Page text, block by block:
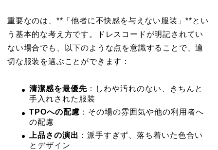
重要なのは、**「他者に不快感を与えない服装」**とい
う基本的な考え方です。ドレスコードが明記されてい
ない場合でも、以下のような点を意識することで、適
切な服装を選ぶことができます：
清潔感を最優先 ：しわや汚れのない、きちんと
手入れされた服装
TPOへの配慮 ：その場の雰囲気や他の利用者へ
の配慮
上品さの演出 ：派手すぎず、落ち着いた色合い
とデザイン